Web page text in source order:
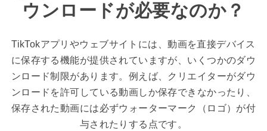
ウンロードが必要なのか？
TikTokアプリやウェブサイトには、動画を直接デバイス
に保存する機能が提供されていますが、いくつかのダウ
ンロード制限があります。例えば、クリエイターがダウ
ンロードを許可している動画しか保存できなかったり、
保存された動画には必ずウォーターマーク（ロゴ）が付
与されたりする点です。